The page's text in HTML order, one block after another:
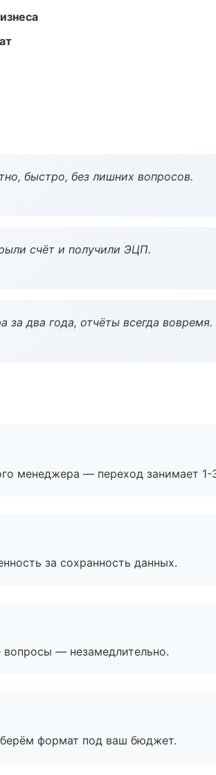
быстро, без лишних вопросов.
счёт и получили ЭЦП.
два года, отчёты всегда вовремя.
менеджера — переход занимает 1-
за сохранность данных.
вопросы — незамедлительно.
формат под ваш бюджет.